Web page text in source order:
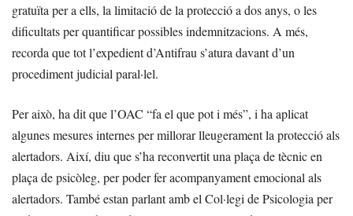
gratuïta per a ells, la limitació de la protecció a dos anys, o les
dificultats per quantificar possibles indemnitzacions. A més,
recorda que tot l’expedient d’Antifrau s’atura davant d’un
procediment judicial paral·lel.
Per això, ha dit que l’OAC “fa el que pot i més”, i ha aplicat
algunes mesures internes per millorar lleugerament la protecció als
alertadors. Així, diu que s’ha reconvertit una plaça de tècnic en
plaça de psicòleg, per poder fer acompanyament emocional als
alertadors. També estan parlant amb el Col·legi de Psicologia per